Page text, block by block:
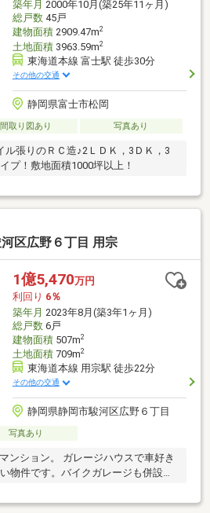
築年月 2000年10月(築25年11ヶ月)
総戸数45戸
建物面積2909.47m2
土地面積3963.59m2
東海道本線 富士駅 徒歩30分
その他の交通
静岡県富士市松岡
間取り図あり 写真あり
ル張りのＲＣ造♪2ＬＤＫ，3ＤＫ，3
プ！敷地面積1000坪以上！
区広野６丁目 用宗
1億5,470万円
利回り 6％
築年月 2023年8月(築3年1ヶ月)
総戸数6戸
建物面積507m2
土地面積709m2
東海道本線 用宗駅 徒歩22分
その他の交通
静岡県静岡市駿河区広野６丁目
写真あり
ンション。 ガレージハウスで車好き
物件です。バイクガレージも併設さ